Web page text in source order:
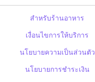
สำหรับร้านอาหาร
เงื่อนไขการให้บริการ
นโยบายความเป็นส่วนตัว
นโยบายการชำระเงิน